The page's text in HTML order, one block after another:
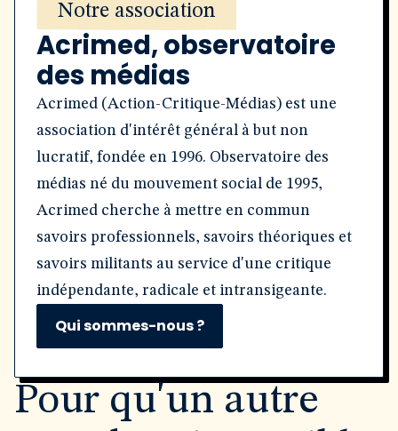
Notre association
Acrimed, observatoire
des médias
Acrimed (Action-Critique-Médias) est une
association d'intérêt général à but non
lucratif, fondée en 1996. Observatoire des
médias né du mouvement social de 1995,
Acrimed cherche à mettre en commun
savoirs professionnels, savoirs théoriques et
savoirs militants au service d'une critique
indépendante, radicale et intransigeante.
Qui sommes-nous ?
Pour qu'un autre